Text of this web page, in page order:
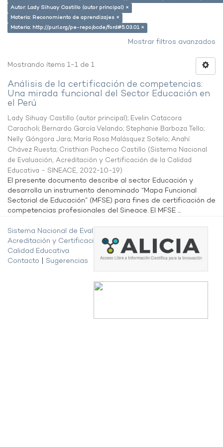
Autor: Lady Sihuay Castillo (autor principal) ×
Materia: Reconomiento de aprendizajes ×
Materia: http://purl.org/pe-repo/ocde/ford#5.03.01 ×
Mostrar filtros avanzados
Mostrando ítems 1-1 de 1
Análisis de la certificación de competencias:
Una mirada funcional del Sector Educación en
el Perú
Lady Sihuay Castillo (autor principal); Evelin Catacora
Caracholi; Bernardo García Velando; Stephanie Barboza Tello;
Nelly Góngora Jara; María Rosa Malásquez Sotelo; Anahí
Chávez Ruesta; Cristhian Pacheco Castillo (Sistema Nacional
de Evaluación, Acreditación y Certificación de la Calidad
Educativa - SINEACE, 2022-10-19)
El presente documento describe al sector Educación y
desarrolla un instrumento denominado “Mapa Funcional
Sectorial de Educación” (MFSE) para fines de certificación de
competencias profesionales del Sineace. El MFSE ...
Sistema Nacional de Evaluación,
Acreditación y Certificación de la
Calidad Educativa
Contacto
Sugerencias